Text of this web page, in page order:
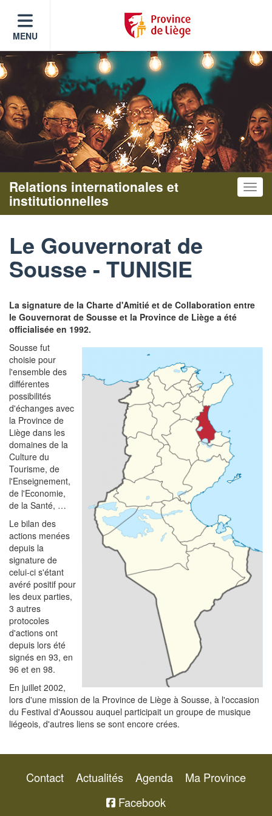
MENU
Relations internationales et
institutionnelles
Le Gouvernorat de
Sousse - TUNISIE
La signature de la Charte d'Amitié et de Collaboration entre
le Gouvernorat de Sousse et la Province de Liège a été
officialisée en 1992.
Sousse fut
choisie pour
l'ensemble des
différentes
possibilités
d'échanges avec
la Province de
Liège dans les
domaines de la
Culture du
Tourisme, de
l'Enseignement,
de l'Economie,
de la Santé, …
Le bilan des
actions menées
depuis la
signature de
celui-ci s'étant
avéré positif pour
les deux parties,
3 autres
protocoles
d'actions ont
depuis lors été
signés en 93, en
96 et en 98.
En juillet 2002,
lors d'une mission de la Province de Liège à Sousse, à l'occasion
du Festival d'Aoussou auquel participait un groupe de musique
liégeois, d'autres liens se sont encore crées.
Contact Actualités Agenda
Ma Province
Facebook